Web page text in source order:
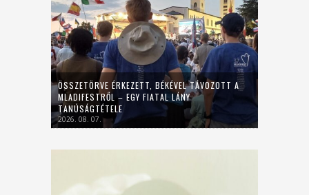
ÖSSZETÖRVE ÉRKEZETT, BÉKÉVEL TÁVOZOTT A
MLADIFESTRŐL – EGY FIATAL LÁNY
TANÚSÁGTÉTELE
2026. 08. 07.